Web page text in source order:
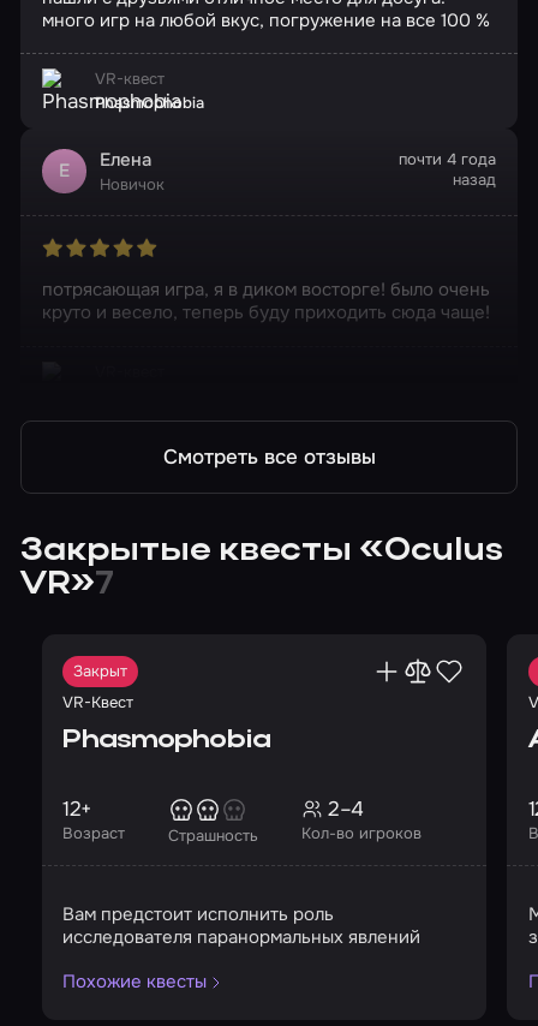
много игр на любой вкус, погружение на все 100 %
VR-квест
Phasmophobia
Е Елена
Новичок
почти 4 года
назад
потрясающая игра, я в диком восторге! было очень
круто и весело, теперь буду приходить сюда чаще!
Смотреть все отзывы
Закрытые квесты «Oculus
VR»7
Закрыт
VR-Квест
Phasmophobia
Возраст
12+
Страшность Кол-во игроков
2–4
Вам предстоит исполнить роль
исследователя паранормальных явлений
Похожие квесты